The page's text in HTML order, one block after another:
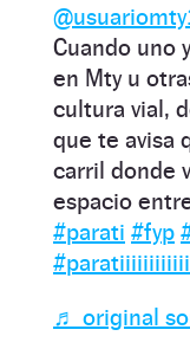
Cuando uno
en Mty u
cultura vial,
que te avisa
carril donde
espacio
#parati #fyp
♬ original